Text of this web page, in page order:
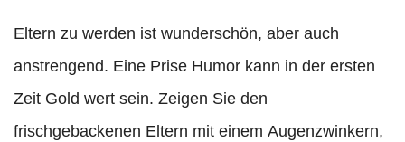
Eltern zu werden ist wunderschön, aber auch
anstrengend. Eine Prise Humor kann in der ersten
Zeit Gold wert sein. Zeigen Sie den
frischgebackenen Eltern mit einem Augenzwinkern,